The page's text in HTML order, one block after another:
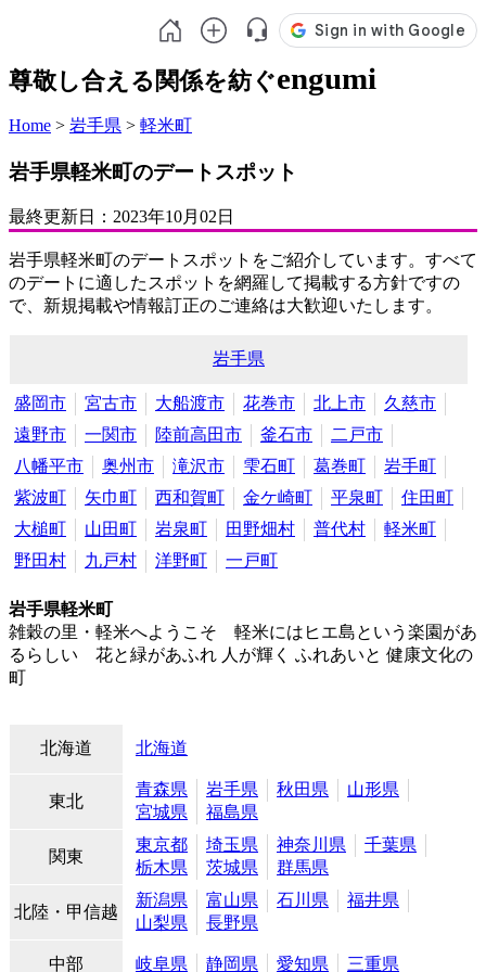
尊敬し合える関係を紡ぐengumi
Home > 岩手県 > 軽米町
岩手県軽米町のデートスポット
最終更新日： 2023年10月02日
岩手県軽米町のデートスポットをご紹介しています。すべて
のデートに適したスポットを網羅して掲載する方針ですの
で、新規掲載や情報訂正のご連絡は大歓迎いたします。
岩手県
盛岡市 宮古市 大船渡市 花巻市 北上市
久慈市
遠野市
一関市 陸前高田市 釜石市
二戸市
八幡平市
奥州市 滝沢市 雫石町 葛巻町
岩手町
紫波町
矢巾町 西和賀町 金ケ崎町 平泉町
住田町
大槌町
山田町 岩泉町 田野畑村 普代村
軽米町
野田村
九戸村 洋野町 一戸町
岩手県軽米町
雑穀の里・軽米へようこそ 軽米にはヒエ島という楽園があ
るらしい 花と緑があふれ 人が輝く ふれあいと 健康文化の
町
北海道 北海道
東北
青森県 岩手県 秋田県
山形県
宮城県
福島県
関東
東京都 埼玉県 神奈川県
千葉県
栃木県
茨城県 群馬県
北陸・甲信越
新潟県 富山県 石川県
福井県
山梨県
長野県
中部 岐阜県 静岡県 愛知県 三重県